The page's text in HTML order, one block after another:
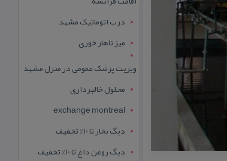
درب اتوماتیک مشهد
میز ناهار خوری
ویزیت پزشک عمومی در منزل مشهد
محلول خالبرداری
exchange montreal
دیگ بخار تا 10% تخفیف
دیگ روغن داغ تا 10% تخفیف